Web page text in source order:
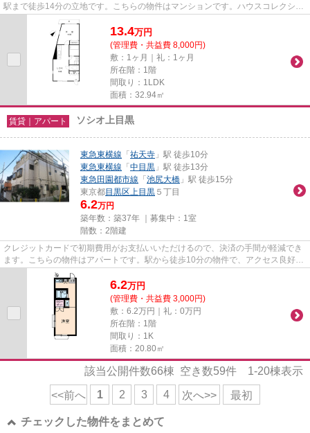
駅まで徒歩14分の立地です。こちらの物件はマンションです。ハウスコレクショ
ンの紹介している物件が気に...
13.4万円
(管理費・共益費 8,000円)
敷：1ヶ月｜礼：1ヶ月
所在階：1階
間取り：1LDK
面積：32.94㎡
賃貸｜アパート ソシオ上目黒
東急東横線 「祐天寺 」駅 徒歩10分
東急東横線 「中目黒 」駅 徒歩13分
東急田園都市線 「池尻大橋 」駅 徒歩15分
東京都目黒区 上目黒 ５丁目
6.2万円
築年数：築37年 ｜募集中： 1室
階数：2階建
クレジットカードで初期費用がお支払いいただけるので、決済の手間が軽減でき
ます。こちらの物件はアパートです。駅から徒歩10分の物件で、アクセス良好で
す。目黒区の物件についてご...
6.2万円
(管理費・共益費 3,000円)
敷：6.2万円｜礼：0万円
所在階：1階
間取り：1K
面積：20.80㎡
該当公開件数66棟 空き数59件 1-20棟表示
<<前へ 1 2 3 4 次へ>> 最初
チェックした物件をまとめて